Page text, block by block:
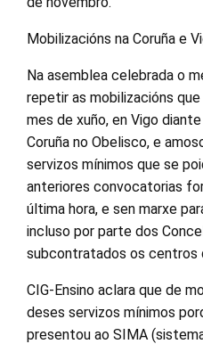
Mobilizacións na Coruña e
Na asemblea celebrada o
repetir as mobilizacións
mes de xuño, en Vigo
Coruña no Obelisco, e
servizos mínimos que se
anteriores convocatorias
última hora, e sen marxe
incluso por parte dos
subcontratados os centros
CIG-Ensino aclara que de
deses servizos mínimos
presentou ao SIMA